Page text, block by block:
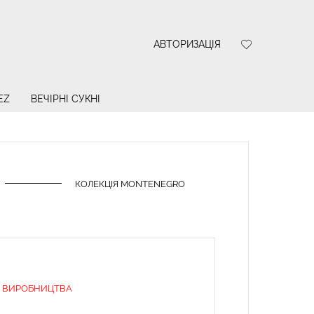
АВТОРИЗАЦІЯ
ВЕЧІРНІ СУКНІ
КОЛЕКЦІЯ MONTENEGRO
ВИРОБНИЦТВА